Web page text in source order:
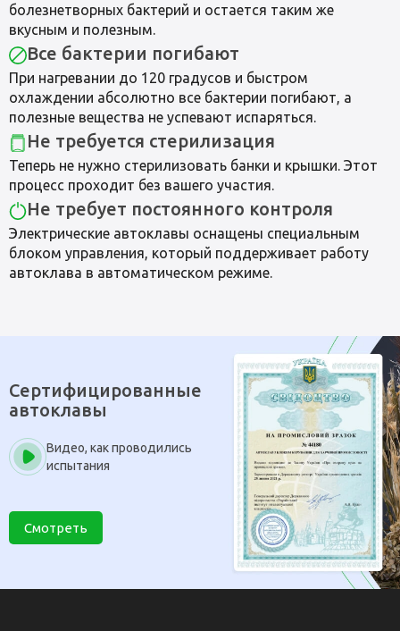
болезнетворных бактерий и остается таким же
вкусным и полезным.
Все бактерии погибают
При нагревании до 120 градусов и быстром
охлаждении абсолютно все бактерии погибают, а
полезные вещества не успевают испаряться.
Не требуется стерилизация
Теперь не нужно стерилизовать банки и крышки. Этот
процесс проходит без вашего участия.
Не требует постоянного контроля
Электрические автоклавы оснащены специальным
блоком управления, который поддерживает работу
автоклава в автоматическом режиме.
Сертифицированные
автоклавы
Видео, как проводились
испытания
Смотреть